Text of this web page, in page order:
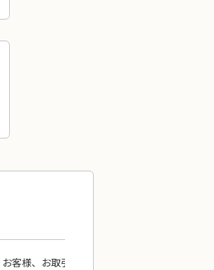
客様、お取引